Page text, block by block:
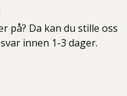
på? Da kan du stille oss
innen 1-3 dager.